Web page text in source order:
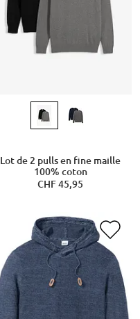
Lot de 2 pulls en fine maille
100% coton
CHF 45,95